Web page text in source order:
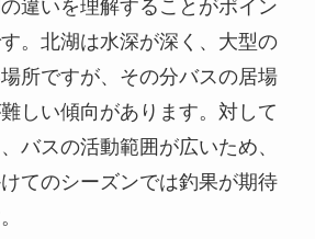
違いを理解することがポイン
。北湖は水深が深く、大型の
所ですが、その分バスの居場
しい傾向があります。対して
バスの活動範囲が広いため、
てのシーズンでは釣果が期待